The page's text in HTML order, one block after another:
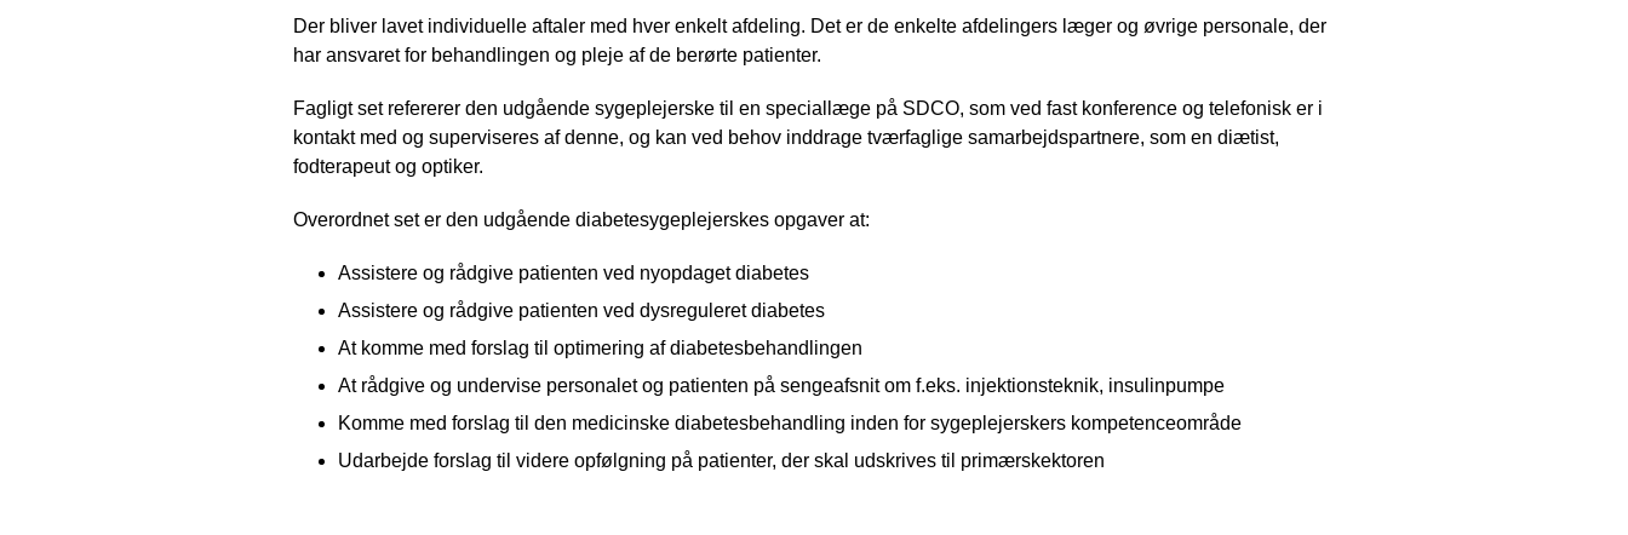
Der bliver lavet individuelle aftaler med hver enkelt afdeling. Det er de enkelte afdelingers læger og øvrige personale, der
har ansvaret for behandlingen og pleje af de berørte patienter.
Fagligt set refererer den udgående sygeplejerske til en speciallæge på SDCO, som ved fast konference og telefonisk er i
kontakt med og superviseres af denne, og kan ved behov inddrage tværfaglige samarbejdspartnere, som en diætist,
fodterapeut og optiker.
Overordnet set er den udgående diabetesygeplejerskes opgaver at:
Assistere og rådgive patienten ved nyopdaget diabetes
Assistere og rådgive patienten ved dysreguleret diabetes
At komme med forslag til optimering af diabetesbehandlingen
At rådgive og undervise personalet og patienten på sengeafsnit om f.eks. injektionsteknik, insulinpumpe
Komme med forslag til den medicinske diabetesbehandling inden for sygeplejerskers kompetenceområde
Udarbejde forslag til videre opfølgning på patienter, der skal udskrives til primærskektoren